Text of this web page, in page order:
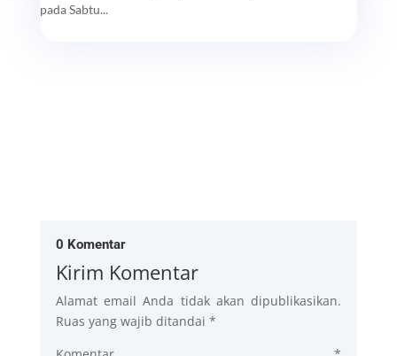
pada Sabtu...
0 Komentar
Kirim Komentar
Alamat email Anda tidak akan dipublikasikan.
Ruas yang wajib ditandai *